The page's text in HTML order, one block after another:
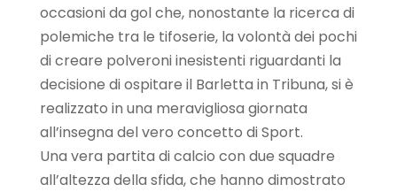
occasioni da gol che, nonostante la ricerca di
polemiche tra le tifoserie, la volontà dei pochi
di creare polveroni inesistenti riguardanti la
decisione di ospitare il Barletta in Tribuna, si è
realizzato in una meravigliosa giornata
all’insegna del vero concetto di Sport.
Una vera partita di calcio con due squadre
all’altezza della sfida, che hanno dimostrato